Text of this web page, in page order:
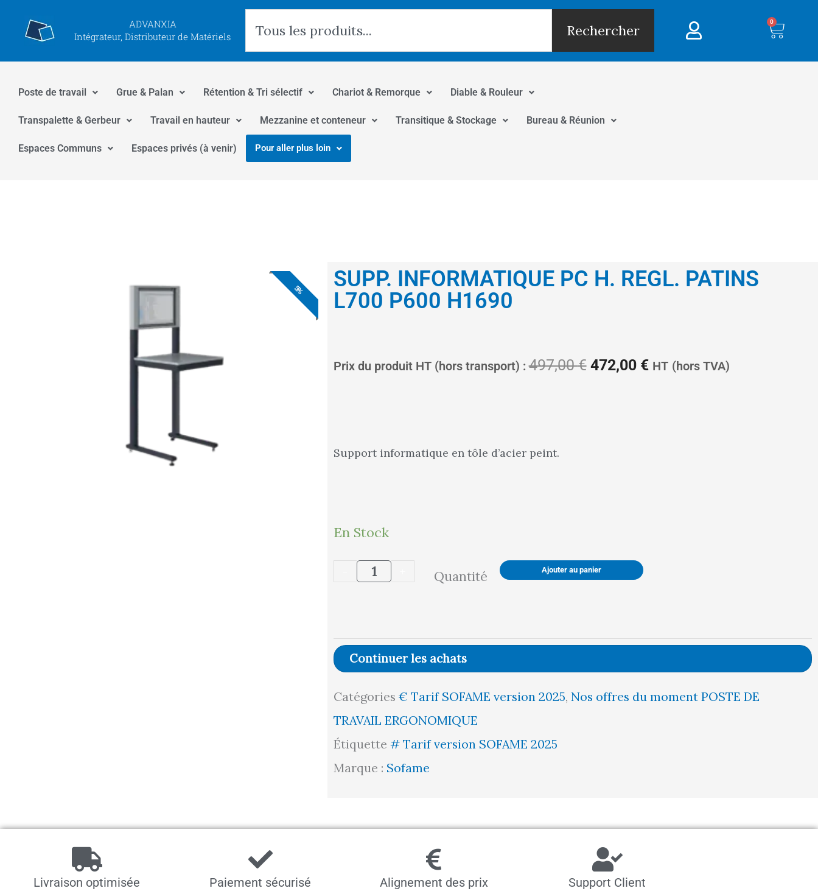
contenu
ADVANXIA
Intégrateur, Distributeur de Matériels
Rechercher
0
Poste de travail Grue & Palan Rétention & Tri sélectif Chariot & Remorque Diable & Rouleur
Transpalette & Gerbeur Travail en hauteur Mezzanine et conteneur Transitique & Stockage Bureau & Réunion
Espaces Communs Espaces privés (à venir) Pour aller plus loin
4%
5%
5%
5%
5%
5%
5%
SUPP. INFORMATIQUE PC H. REGL. PATINS
L700 P600 H1690
Prix du produit HT (hors transport) :497,00€ Le
472,00 €Le
HT (hors TVA)
Support informatique en tôle d’acier peint.
En Stock
quantité
de
SUPP.
H.
REGL.
PATINS
L700
P600
H1690
Quantité Ajouter au panier
Continuer les achats
Catégories € Tarif SOFAME version 2025, Nos offres du moment POSTE DE
TRAVAIL ERGONOMIQUE
Étiquette # Tarif version SOFAME 2025
Marque : Sofame
Livraison optimisée Paiement sécurisé Alignement des prix Support Client